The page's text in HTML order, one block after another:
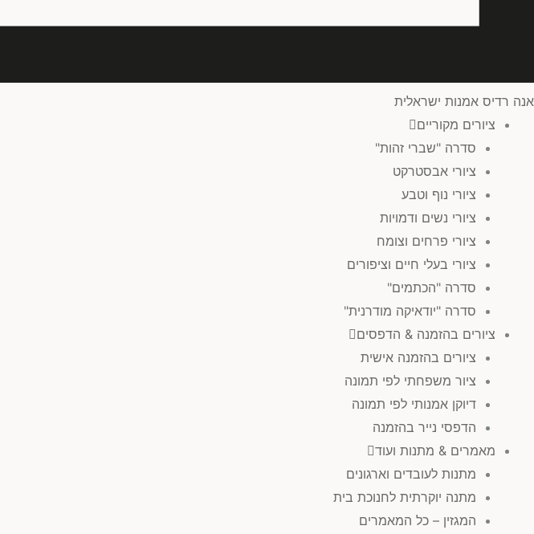
אנה רדיס אמנות ישראלית
ציורים מקוריים
סדרה "שברי זהות"
ציורי אבסטרקט
ציורי נוף וטבע
ציורי נשים ודמויות
ציורי פרחים וצומח
ציורי בעלי חיים וציפורים
סדרה "הכתמים"
סדרה "יודאיקה מודרנית"
ציורים בהזמנה & הדפסים
ציורים בהזמנה אישית
ציור משפחתי לפי תמונה
דיוקן אמנותי לפי תמונה
הדפסי נייר בהזמנה
מאמרים & מתנות ועוד
מתנות לעובדים וארגונים
מתנה יוקרתית לחנוכת בית
המגזין – כל המאמרים